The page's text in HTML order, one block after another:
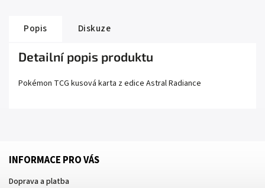
Popis Diskuze
Detailní popis produktu
Pokémon TCG kusová karta z edice Astral Radiance
INFORMACE PRO VÁS
Doprava a platba